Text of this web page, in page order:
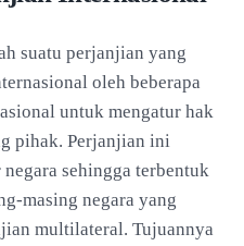
suatu perjanjian yang
oleh beberapa
untuk mengatur hak
pihak. Perjanjian ini
sehingga terbentuk
masing negara yang
multilateral. Tujuannya